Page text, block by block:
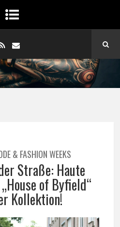
& FASHION WEEKS
Straße: Haute
of Byfield“
Kollektion!